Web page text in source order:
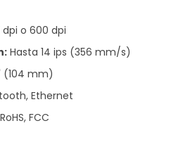
dpi o 600 dpi
Hasta 14 ips (356 mm/s)
(104 mm)
Ethernet
FCC